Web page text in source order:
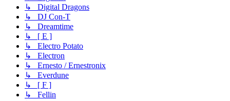
↳ Digital Dragons
↳ DJ Con-T
↳ Dreamtime
↳ [ E ]
↳ Electro Potato
↳ Electron
↳ Ernesto / Ernestronix
↳ Everdune
↳ [ F ]
↳ Fellin